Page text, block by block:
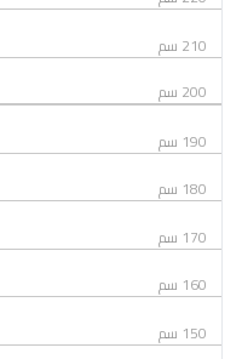
150 سم
160 سم
170 سم
180 سم
190 سم
200 سم
210 سم